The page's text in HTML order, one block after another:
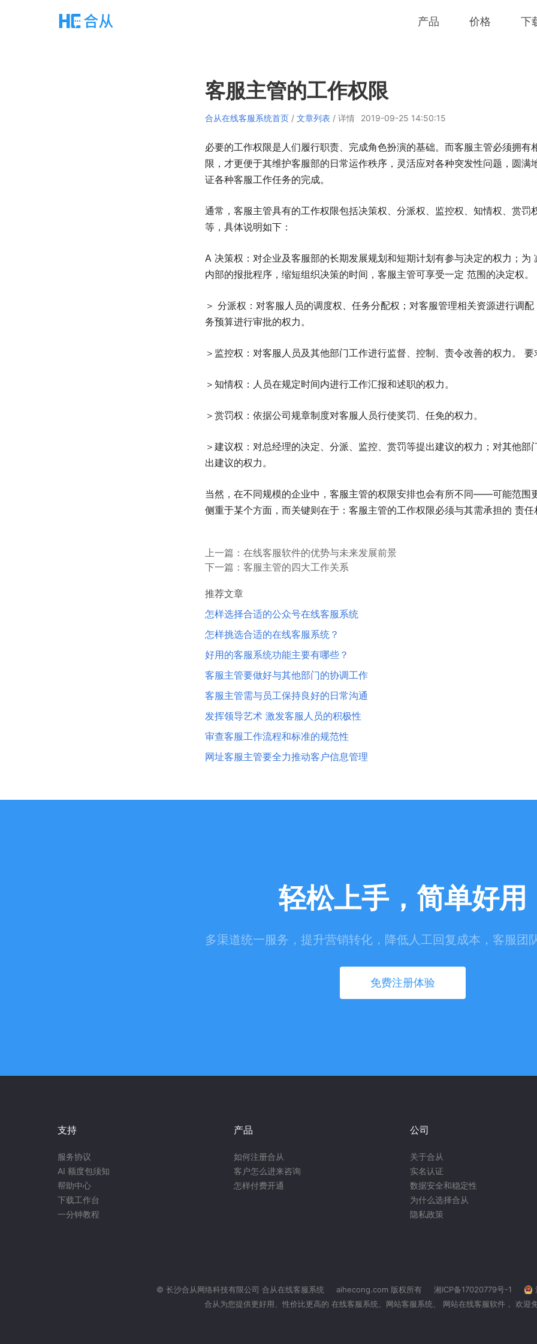
产品 价格 下
客服主管的工作权限
合从在线客服系统首页 / 文章列表 / 详情 2019-09-25 14:50:15
必要的工作权限是人们履行职责、完成角色扮演的基础。而客服主管必须拥有
限，才更便于其维护客服部的日常运作秩序，灵活应对各种突发性问题，圆满
证各种客服工作任务的完成。
通常，客服主管具有的工作权限包括决策权、分派权、监控权、知情权、赏罚
等，具体说明如下：
A 决策权：对企业及客服部的长期发展规划和短期计划有参与决定的权力；为
内部的报批程序，缩短组织决策的时间，客服主管可享受一定 范围的决定权。
＞ 分派权：对客服人员的调度权、任务分配权；对客服管理相关资源进行调配
务预算进行审批的权力。
＞监控权：对客服人员及其他部门工作进行监督、控制、责令改善的权力。 要
＞知情权：人员在规定时间内进行工作汇报和述职的权力。
＞赏罚权：依据公司规章制度对客服人员行使奖罚、任免的权力。
＞建议权：对总经理的决定、分派、监控、赏罚等提出建议的权力；对其他部
出建议的权力。
当然，在不同规模的企业中，客服主管的权限安排也会有所不同——可能范围
侧重于某个方面，而关键则在于：客服主管的工作权限必须与其需承担的 责任
上一篇： 在线客服软件的优势与未来发展前景
下一篇： 客服主管的四大工作关系
推荐文章
怎样选择合适的公众号在线客服系统
怎样挑选合适的在线客服系统？
好用的客服系统功能主要有哪些？
客服主管要做好与其他部门的协调工作
客服主管需与员工保持良好的日常沟通
发挥领导艺术 激发客服人员的积极性
审查客服工作流程和标准的规范性
网址客服主管要全力推动客户信息管理
轻松上手，简单好用
多渠道统一服务，提升营销转化，降低人工回复成本，客服团
免费注册体验
支持
服务协议
AI 额度包须知
帮助中心
下载工作台
一分钟教程
产品
如何注册合从
客户怎么进来咨询
怎样付费开通
公司
关于合从
实名认证
数据安全和稳定性
为什么选择合从
隐私政策
© 长沙合从网络科技有限公司 合从在线客服系统 aihecong.com 版权所有 湘ICP备17020779号-1
合从为您提供更好用、性价比更高的 在线客服系统、 网站客服系统 、 网站在线客服软件， 欢迎